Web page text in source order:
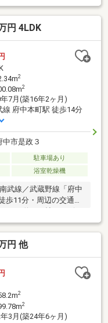
○4LDKへ間取り変更
いた住環境■ アクセ
線「分倍河原」
武線「府中本町」駅
します
軽にお問い合わせく
円 4LDK
2
2
7月(築16年2ヶ月)
線 府中本町駅 徒歩14分
中市是政３
駐車場あり
浴室乾燥機
武線／武蔵野線「府中
歩11分・周辺の交通量
レ設置・2室に面する南
る)▼設備・床暖房
暖房機付・シャンプー
登記部分有／1階サンル
ます ━━━━━・・・物
ください。
円 他
2
2
3月(築24年6ヶ月)